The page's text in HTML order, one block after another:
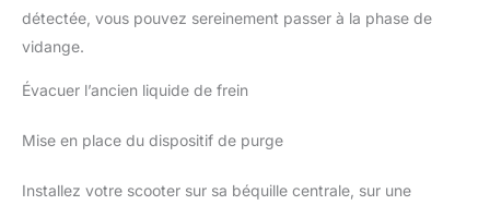
détectée, vous pouvez sereinement passer à la phase de
vidange.
Évacuer l’ancien liquide de frein
Mise en place du dispositif de purge
Installez votre scooter sur sa béquille centrale, sur une